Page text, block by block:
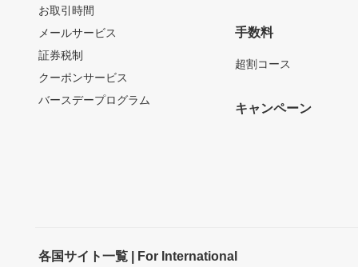
お取引時間
メールサービス
証券税制
クーポンサービス
バースデープログラム
手数料
超割コース
キャンペーン
各国サイト一覧 | For International